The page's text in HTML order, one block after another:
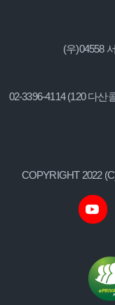
(우)04558
02-3396-4114 (120 다산
COPYRIGHT 2022